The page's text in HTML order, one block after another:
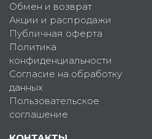
Обмен и возврат
Акции и распродажи
Публичная оферта
Политика
конфиденциальности
Согласие на обработку
данных
Пользовательское
соглашение